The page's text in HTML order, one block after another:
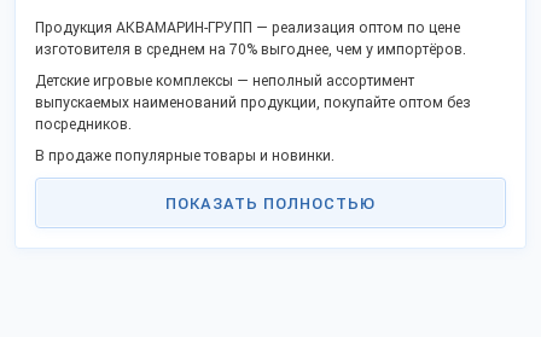
Продукция АКВАМАРИН-ГРУПП — реализация оптом по цене
изготовителя в среднем на 70% выгоднее, чем у импортёров.
Детские игровые комплексы — неполный ассортимент
выпускаемых наименований продукции, покупайте оптом без
посредников.
В продаже популярные товары и новинки.
ПОКАЗАТЬ ПОЛНОСТЬЮ